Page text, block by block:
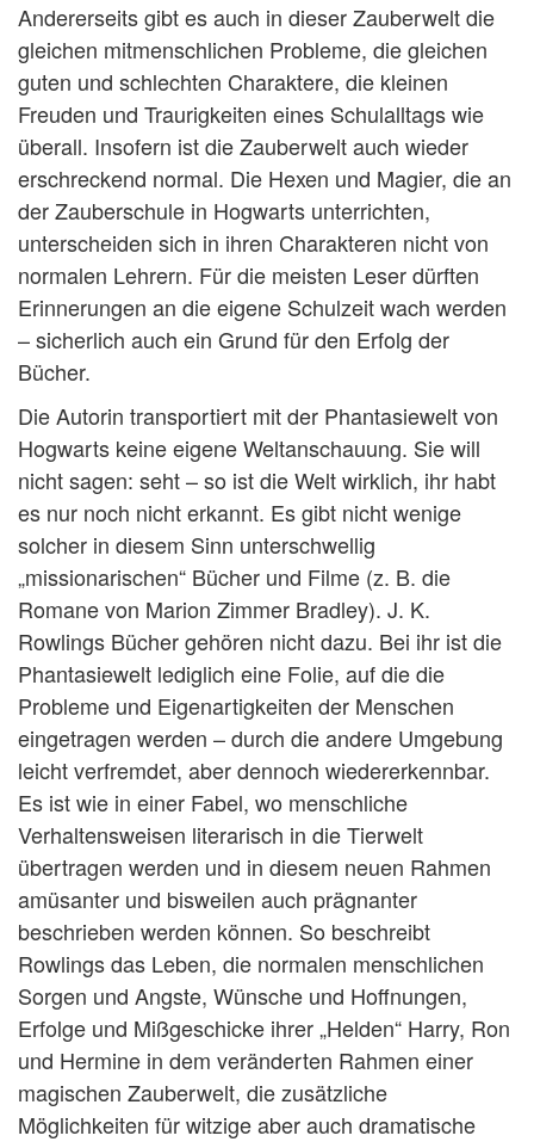
Andererseits gibt es auch in dieser Zauberwelt die
gleichen mitmenschlichen Probleme, die gleichen
guten und schlechten Charaktere, die kleinen
Freuden und Traurigkeiten eines Schulalltags wie
überall. Insofern ist die Zauberwelt auch wieder
erschreckend normal. Die Hexen und Magier, die an
der Zauberschule in Hogwarts unterrichten,
unterscheiden sich in ihren Charakteren nicht von
normalen Lehrern. Für die meisten Leser dürften
Erinnerungen an die eigene Schulzeit wach werden
– sicherlich auch ein Grund für den Erfolg der
Bücher.
Die Autorin transportiert mit der Phantasiewelt von
Hogwarts keine eigene Weltanschauung. Sie will
nicht sagen: seht – so ist die Welt wirklich, ihr habt
es nur noch nicht erkannt. Es gibt nicht wenige
solcher in diesem Sinn unterschwellig
„missionarischen“ Bücher und Filme (z. B. die
Romane von Marion Zimmer Bradley). J. K.
Rowlings Bücher gehören nicht dazu. Bei ihr ist die
Phantasiewelt lediglich eine Folie, auf die die
Probleme und Eigenartigkeiten der Menschen
eingetragen werden – durch die andere Umgebung
leicht verfremdet, aber dennoch wiedererkennbar.
Es ist wie in einer Fabel, wo menschliche
Verhaltensweisen literarisch in die Tierwelt
übertragen werden und in diesem neuen Rahmen
amüsanter und bisweilen auch prägnanter
beschrieben werden können. So beschreibt
Rowlings das Leben, die normalen menschlichen
Sorgen und Angste, Wünsche und Hoffnungen,
Erfolge und Mißgeschicke ihrer „Helden“ Harry, Ron
und Hermine in dem veränderten Rahmen einer
magischen Zauberwelt, die zusätzliche
Möglichkeiten für witzige aber auch dramatische